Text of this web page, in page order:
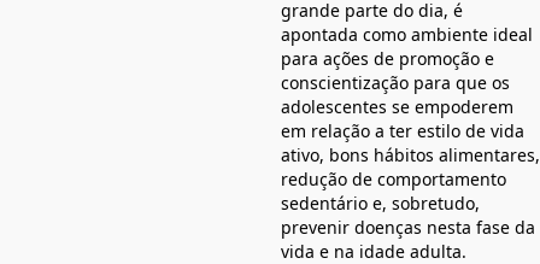
grande parte do dia, é
apontada como ambiente ideal
para ações de promoção e
conscientização para que os
adolescentes se empoderem
em relação a ter estilo de vida
ativo, bons hábitos alimentares,
redução de comportamento
sedentário e, sobretudo,
prevenir doenças nesta fase da
vida e na idade adulta.